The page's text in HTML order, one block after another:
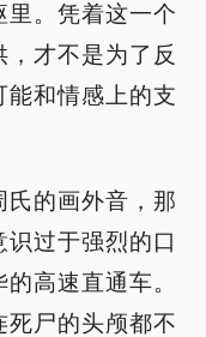
里。凭着这一个
才不是为了反
能和情感上的支
氏的画外音，那
过于强烈的口
高速直通车。
死尸的头颅都不